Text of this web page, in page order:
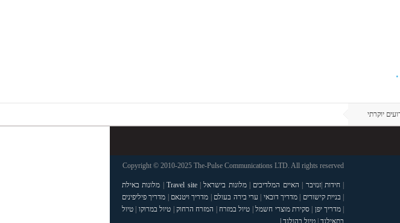
יוקרתי
Copyright © 2010-2025 The-Pulse Communications LTD. All rights reserved
חידות|זנזיבר האיים המלדיבים |מלונות בישראל|
Travel site
| מלונות באילת
בניית קישורים |מדריך דובאי ערי בירה בעולם מדריך ויטנאם
מדריך פיליפינים
מדריך יפן |סקירת מוצרי חשמל| טיול במזרח המזרח הרחוק טיול במרוקו
טיול